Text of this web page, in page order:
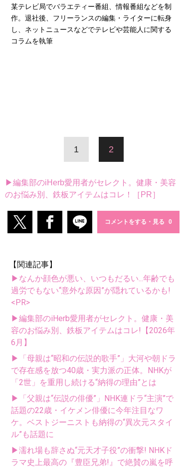
某テレビ局でバラエティー番組、情報番組などを制
作。退社後、フリーランスの編集・ライターに転身
し、ネットニュースなどでテレビや芸能人に関する
コラムを執筆
1 2
▶編集部のiHerb愛用者がセレクト。健康・美容
のお悩み別、鉄板アイテムはコレ！［PR］
コメントをする・見る
【関連記事】
▶なんか顔色が悪い、いつもだるい...年齢でも
過労でもない“意外な原因”が隠れているかも!
<PR>
▶編集部のiHerb愛用者がセレクト。健康・美
容のお悩み別、鉄板アイテムはコレ!【2026年
6月】
▶「母親は“昭和の伝説的歌手”」大河や朝ドラ
で存在感を放つ40歳・実力派の正体。NHKが
「2世」を重用し続ける“納得の理由”とは
▶「父親は“伝説の俳優”」NHK連ドラ“主演”で
話題の22歳・イケメン俳優に今年注目なワ
ケ。ベストジーニストも納得の“異次元スタイ
ル”も話題に
▶濡れ場も辞さぬ“元天才子役”の衝撃! NHKド
ラマ史上最高の『豊臣兄弟!』で絶賛の嵐を呼